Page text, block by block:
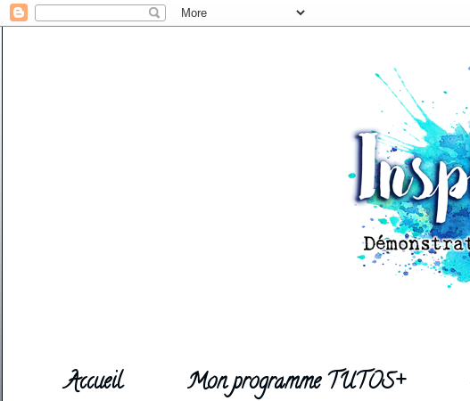
Accueil Mon programme TUTOS+